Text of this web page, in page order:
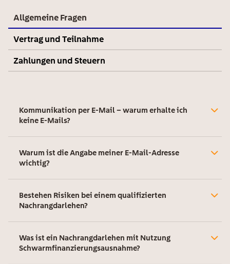
Allgemeine Fragen
Vertrag und Teilnahme
Zahlungen und Steuern
Kommunikation per E-Mail – warum erhalte ich
keine E-Mails?
Warum ist die Angabe meiner E-Mail-Adresse
wichtig?
Bestehen Risiken bei einem qualifizierten
Nachrangdarlehen?
Was ist ein Nachrangdarlehen mit Nutzung
Schwarmfinanzierungsausnahme?